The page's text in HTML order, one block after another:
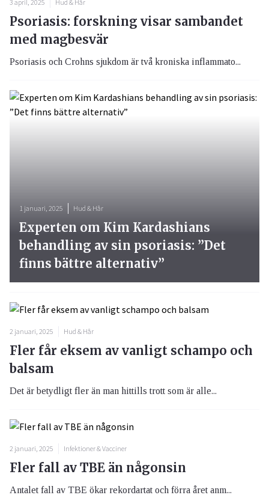
3 april, 2025 Hud & Hår
Psoriasis: forskning visar sambandet
med magbesvär
Psoriasis och Crohns sjukdom är två kroniska inflammato...
2 januari, 2025 Hud & Hår
Fler får eksem av vanligt schampo och
balsam
Det är betydligt fler än man hittills trott som är alle...
2 januari, 2025 Infektioner & Vacciner
Fler fall av TBE än någonsin
Antalet fall av TBE ökar rekordartat och förra året anm...
1 januari, 2025 Hud & Hår
Experten om Kim Kardashians
behandling av sin psoriasis: ”Det
finns bättre alternativ”